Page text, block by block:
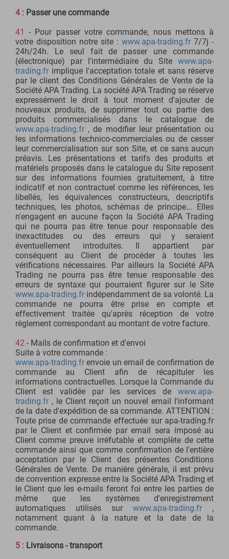
4 : Passer une commande
41 - Pour passer votre commande, nous mettons à
votre disposition notre site :www.apa-trading.fr7/7j -
24h/24h. Le seul fait de passer une commande
(électronique) par l'intermédiaire du Sitewww.apa-
trading.fr implique l'acceptation totale et sans réserve
par le client des Conditions Générales de Vente de la
Société APA Trading. La société APA Trading se réserve
expressément le droit à tout moment d'ajouter de
nouveaux produits, de supprimer tout ou partie des
produits commercialisés dans le catalogue de
www.apa-trading.fr , de modifier leur présentation ou
les informations technico-commerciales ou de cesser
leur commercialisation sur son Site, et ce sans aucun
préavis. Les présentations et tarifs des produits et
matériels proposés dans le catalogue du Site reposent
sur des informations fournies gratuitement, à titre
indicatif et non contractuel comme les références, les
libellés, les équivalences constructeurs, descriptifs
techniques, les photos, schémas de principe... Elles
n'engagent en aucune façon la Société APA Trading
qui ne pourra pas être tenue pour responsable des
inexactitudes ou des erreurs qui y seraient
éventuellement introduites. Il appartient par
conséquent au Client de procéder à toutes les
vérifications nécessaires. Par ailleurs la Société APA
Trading ne pourra pas être tenue responsable des
erreurs de syntaxe qui pourraient figurer sur le Site
www.apa-trading.fr indépendamment de sa volonté. La
commande ne pourra être prise en compte et
effectivement traitée qu'après réception de votre
règlement correspondant au montant de votre facture.
42 - Mails de confirmation et d'envoi
Suite à votre commande :
www.apa-trading.frenvoie un email de confirmation de
commande au Client afin de récapituler les
informations contractuelles. Lorsque la Commande du
Client est validée par les services dewww.apa-
trading.fr , le Client reçoit un nouvel email l'informant
de la date d'expédition de sa commande. ATTENTION :
Toute prise de commande effectuée sur apa-trading.fr
par le Client et confirmée par email sera imposé au
Client comme preuve irréfutable et complète de cette
commande ainsi que comme confirmation de l'entière
acceptation par le Client des présentes Conditions
Générales de Vente. De manière générale, il est prévu
de convention expresse entre la Société APA Trading et
le Client que les e-mails feront foi entre les parties de
même que les systèmes d'enregistrement
automatiques utilisés surwww.apa-trading.fr ,
notamment quant à la nature et la date de la
commande.
5 : Livraisons - transport